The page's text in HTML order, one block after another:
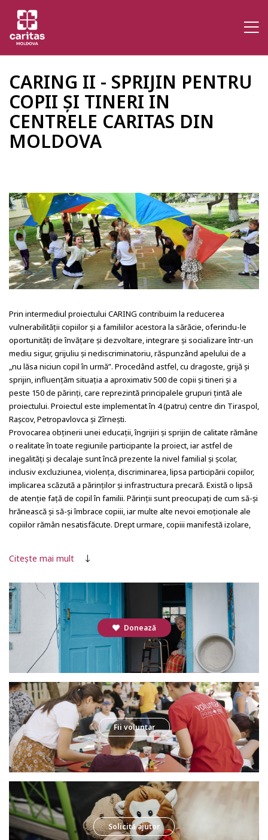
CARING II - SPRIJIN PENTRU
COPII ȘI TINERI IN
CENTRELE CARITAS DIN
MOLDOVA
Prin intermediul proiectului CARING contribuim la reducerea
vulnerabilității copiilor și a familiilor acestora la sărăcie, oferindu-le
oportunități de învățare și dezvoltare, integrare și socializare într-un
mediu sigur, grijuliu și nediscriminatoriu, răspunzând apelului de a
„nu lăsa niciun copil în urmă”. Procedând astfel, cu dragoste, grijă și
sprijin, influențăm situația a aproximativ 500 de copii și tineri și a
peste 150 de părinți, care reprezintă principalele grupuri țintă ale
proiectului. Proiectul este implementat în 4 (patru) centre din Tiraspol,
Rașcov, Petropavlovca și Zîrnești.
Provocarea obținerii unei educații, îngrijiri și sprijin de calitate rămâne
o realitate în toate regiunile participante la proiect, iar astfel de
inegalități și decalaje sunt încă prezente la nivel familial și școlar,
inclusiv excluziunea, violența, discriminarea, lipsa participării copiilor,
implicarea scăzută a părinților și infrastructura precară. Există o lipsă
de atenție față de copil în familii. Părinții sunt preocupați de cum să-și
hrănească și să-și îmbrace copiii, iar multe alte nevoi emoționale ale
copiilor rămân nesatisfăcute. Drept urmare, copiii manifestă izolare,
de adaptare socială.
Durabilă și cu documentele strategice naționale ale Republicii
Moldova.
Zirnesti,
Perioada de activitate: 2021 – prezent
Partener: IP Gimnaziul Ion Creanga, Zirnesti
Scop: Integrare socială a copiilor din familii social-vulnerabile
Beneficiari: 45 de copii afectati de diverse vulnerabilitati, cu
vârste cuprinse între 6-14 ani
Zirnesti, raionul Cahul, este o comuna cu administrarea a 3 sate:
Zirnesti, Paicu si Tretesti, cu o populatie de 2700 de persoane.
Copiii din toate cele trei sate vin la singurul liceu din Zirnesti. Circa 200
de elevi frecventează școala în fiecare an, dintre care 30% sunt
transportați din satele învecinate. Copiii sunt afectați de diverse
vulnerabilități - Nevoi Educaționale Speciale, părinți aflați în
străinătate, semi-orfani, din familii monoparentale, din familii de romi
și din familii numeroase. Numărul copiilor din grupa de risc crește
continuu. Fiind un exemplu de succes de parteneriat public-privat,
centrul pentru copii este situat în incinta școlii publice și deservește
Citește mai mult
Donează
Fii voluntar
Solicită ajutor